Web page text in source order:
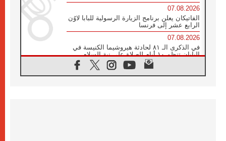
07.08.2026
الفاتيكان يعلن برنامج الزيارة الرسولية للبابا لاوُن
الرابع عشر إلى فرنسا
07.08.2026
في الذكرى الـ ٨١ لحادثة هيروشيما الكنيسة في
اليابان تنظم ١٠ أيام للصلاة على نية السلام
الكنيسة في الأوروغواي: زيارة البابا ستعزز